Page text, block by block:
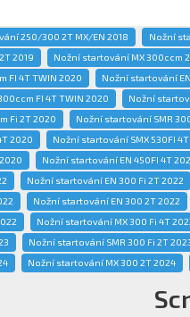
250/300 2T MX/EN 2018 Nožní
2019 Nožní startování MX 300ccm
FI 4T TWIN 2020 Nožní startování
FI 4T TWIN 2020 Nožní
Fi 2T 2020 Nožní startování SMR
2020 Nožní startování SMX 530FI
Nožní startování EN 450FI 4T
Nožní startování EN 300 Fi 2T 2022
Nožní startování EN 300 2T 2022
Nožní startování MX 300 Fi 4T
Nožní startování SMR 300 Fi 2T
Nožní startování MX 300 2T 2024